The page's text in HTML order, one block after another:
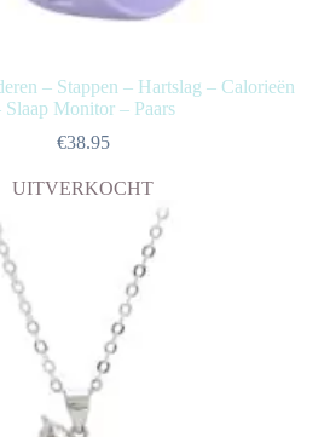
– Stappen – Hartslag – Calorieën
Slaap Monitor – Paars
€38.95
UITVERKOCHT